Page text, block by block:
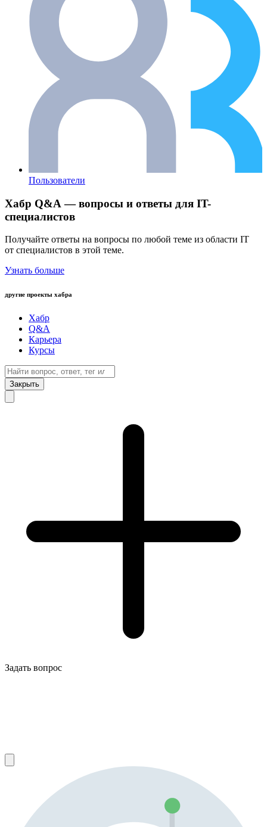
Пользователи
Хабр Q&A — вопросы и ответы для IT-
специалистов
Получайте ответы на вопросы по любой теме из области IT
от специалистов в этой теме.
Узнать больше
другие проекты хабра
Хабр
Q&A
Карьера
Курсы
Закрыть
Задать вопрос